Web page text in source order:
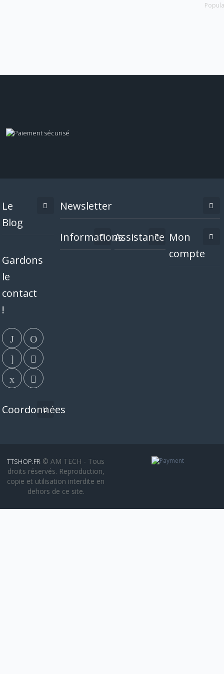
Le
Blog
Gardons
le
contact
!
Coordonnées
Newsletter
InformationsAssistance Mon
compte
TTSHOP.FR © AM TECH - Tous
droits réservés. Reproduction,
copie et utilisation interdite en
dehors de ce site.